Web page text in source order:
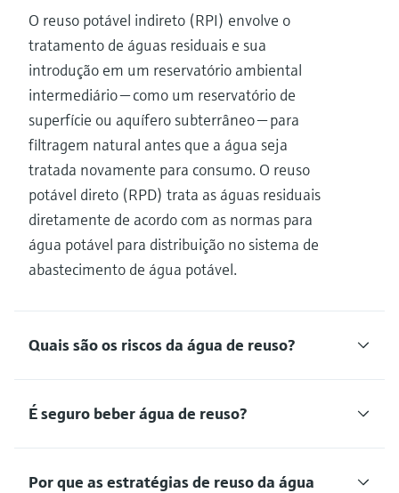
O reuso potável indireto (RPI) envolve o
tratamento de águas residuais e sua
introdução em um reservatório ambiental
intermediário — como um reservatório de
superfície ou aquífero subterrâneo — para
filtragem natural antes que a água seja
tratada novamente para consumo. O reuso
potável direto (RPD) trata as águas residuais
diretamente de acordo com as normas para
água potável para distribuição no sistema de
abastecimento de água potável.
Quais são os riscos da água de reuso?
É seguro beber água de reuso?
Por que as estratégias de reuso da água